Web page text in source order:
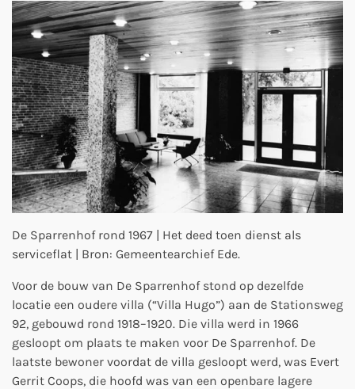
De Sparrenhof rond 1967 | Het deed toen dienst als
serviceflat | Bron: Gemeentearchief Ede.
Voor de bouw van De Sparrenhof stond op dezelfde
locatie een oudere villa (“Villa Hugo”) aan de Stationsweg
92, gebouwd rond 1918–1920. Die villa werd in 1966
gesloopt om plaats te maken voor De Sparrenhof. De
laatste bewoner voordat de villa gesloopt werd, was Evert
Gerrit Coops, die hoofd was van een openbare lagere